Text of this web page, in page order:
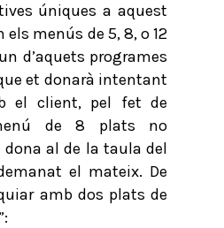
úniques a aquest
menús de 5, 8, o 12
d’aquets programes
et donarà intentant
el client, pel fet de
de 8 plats no
dona al de la taula del
el mateix. De
amb dos plats de